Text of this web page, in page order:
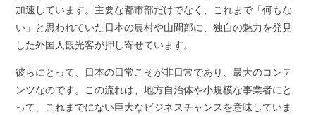
加速しています。主要な都市部だけでなく、これまで「何もな
い」と思われていた日本の農村や山間部に、独自の魅力を発見
した外国人観光客が押し寄せています。
彼らにとって、日本の日常こそが非日常であり、最大のコンテ
ンツなのです。この流れは、地方自治体や小規模な事業者にと
って、これまでにない巨大なビジネスチャンスを意味していま